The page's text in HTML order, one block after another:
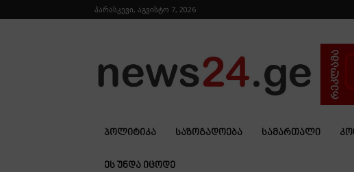
პარასკევი, აგვისტო 7, 2026
ᲞᲝᲚᲘᲢᲘᲙᲐ ᲡᲐᲖᲝᲒᲐᲓᲝᲔᲑᲐ ᲡᲐᲛᲐᲠᲗᲐᲚᲘ
ᲔᲡ ᲣᲜᲓᲐ ᲘᲪᲝᲓᲔ